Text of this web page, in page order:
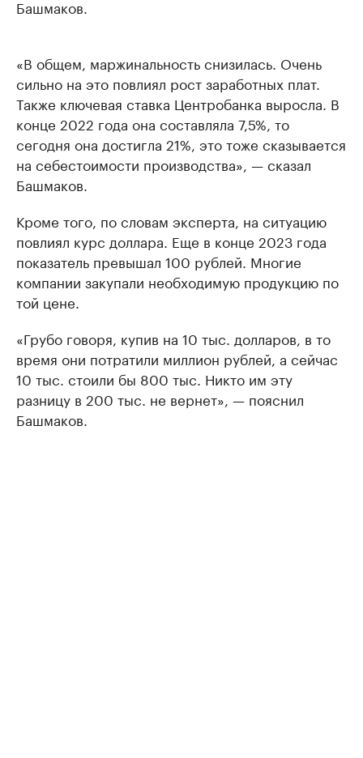
Башмаков.
«В общем, маржинальность снизилась. Очень
сильно на это повлиял рост заработных плат.
Также ключевая ставка Центробанка выросла. В
конце 2022 года она составляла 7,5%, то
сегодня она достигла 21%, это тоже сказывается
на себестоимости производства», — сказал
Башмаков.
Кроме того, по словам эксперта, на ситуацию
повлиял курс доллара. Еще в конце 2023 года
показатель превышал 100 рублей. Многие
компании закупали необходимую продукцию по
той цене.
«Грубо говоря, купив на 10 тыс. долларов, в то
время они потратили миллион рублей, а сейчас
10 тыс. стоили бы 800 тыс. Никто им эту
разницу в 200 тыс. не вернет», — пояснил
Башмаков.